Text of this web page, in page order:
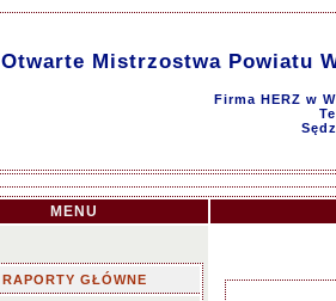
Otwarte Mistrzostwa Powiatu
Firma HERZ w
MENU
RAPORTY GŁÓWNE